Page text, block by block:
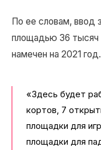
По ее словам, ввод
площадью 36 тысяч
намечен на 2021 год.
«Здесь будет
кортов, 7
площадки для
площадки для